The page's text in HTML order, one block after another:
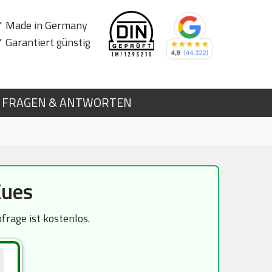
Made in Germany
Garantiert günstig
FRAGEN & ANTWORTEN
ist kostenlos.